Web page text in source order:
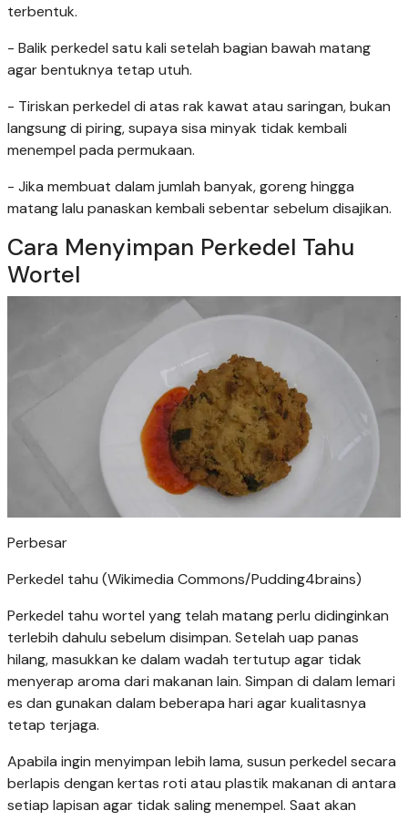
terbentuk.
- Balik perkedel satu kali setelah bagian bawah matang
agar bentuknya tetap utuh.
- Tiriskan perkedel di atas rak kawat atau saringan, bukan
langsung di piring, supaya sisa minyak tidak kembali
menempel pada permukaan.
- Jika membuat dalam jumlah banyak, goreng hingga
matang lalu panaskan kembali sebentar sebelum disajikan.
Cara Menyimpan Perkedel Tahu
Wortel
Perbesar
Perkedel tahu (Wikimedia Commons/Pudding4brains)
Perkedel tahu wortel yang telah matang perlu didinginkan
terlebih dahulu sebelum disimpan. Setelah uap panas
hilang, masukkan ke dalam wadah tertutup agar tidak
menyerap aroma dari makanan lain. Simpan di dalam lemari
es dan gunakan dalam beberapa hari agar kualitasnya
tetap terjaga.
Apabila ingin menyimpan lebih lama, susun perkedel secara
berlapis dengan kertas roti atau plastik makanan di antara
setiap lapisan agar tidak saling menempel. Saat akan